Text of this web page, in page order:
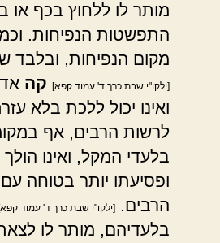
מותר לו ללחוץ בכף או
התפשטות הנפיחות.
מקום הנפיחות, ובלבד
[ילקו"י שבת כרך ד' עמוד קפא] קה
ואינו יכול ללכת בלא
לרשות הרבים, אף
בלעדי המקל, ואינו
ופסיעתו יותר בטוחה
הרבים.
[ילקו"י שבת כרך ד' עמוד
בלעדיהם, מותר לו